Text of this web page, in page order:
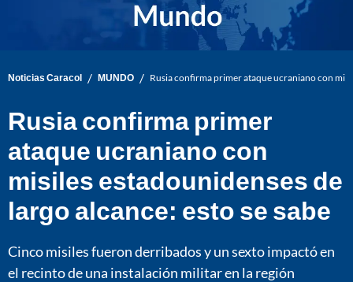
Noticias Caracol / MUNDO / Rusia confirma primer ataque ucraniano con
Rusia confirma primer
ataque ucraniano con
misiles estadounidenses de
largo alcance: esto se sabe
Cinco misiles fueron derribados y un sexto impactó en
el recinto de una instalación militar en la región